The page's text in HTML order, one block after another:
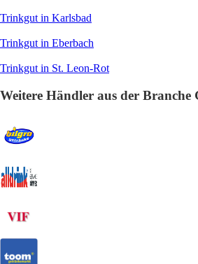
Trinkgut in Karlsbad
Trinkgut in Eberbach
Trinkgut in St. Leon-Rot
Weitere Händler aus der Branche